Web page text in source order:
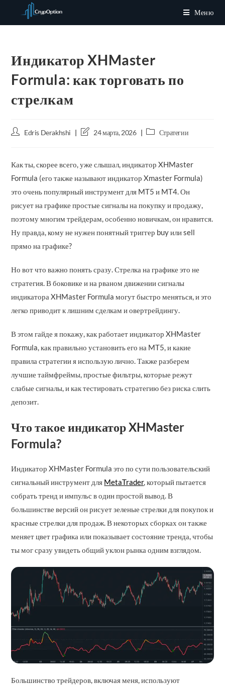
Меню
Индикатор XHMaster
Formula: как торговать по
стрелкам
АвторEdris Derakhshi
Запись24 марта, 2026
РубрикаСтратегии
Как ты, скорее всего, уже слышал, индикатор XHMaster
Formula (его также называют индикатор Xmaster Formula)
это очень популярный инструмент для MT5 и MT4. Он
рисует на графике простые сигналы на покупку и продажу,
поэтому многим трейдерам, особенно новичкам, он нравится.
Ну правда, кому не нужен понятный триггер buy или sell
прямо на графике?
Но вот что важно понять сразу. Стрелка на графике это не
стратегия. В боковике и на рваном движении сигналы
индикатора XHMaster Formula могут быстро меняться, и это
легко приводит к лишним сделкам и овертрейдингу.
В этом гайде я покажу, как работает индикатор XHMaster
Formula, как правильно установить его на MT5, и какие
правила стратегии я использую лично. Также разберем
лучшие таймфреймы, простые фильтры, которые режут
слабые сигналы, и как тестировать стратегию без риска слить
депозит.
Что такое индикатор XHMaster
Formula?
Индикатор XHMaster Formula это по сути пользовательский
сигнальный инструмент для MetaTrader, который пытается
собрать тренд и импульс в один простой вывод. В
большинстве версий он рисует зеленые стрелки для покупок и
красные стрелки для продаж. В некоторых сборках он также
меняет цвет графика или показывает состояние тренда, чтобы
ты мог сразу увидеть общий уклон рынка одним взглядом.
Большинство трейдеров, включая меня, используют